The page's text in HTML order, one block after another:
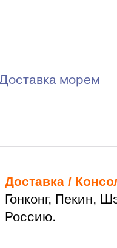
морем
Доставка /
Гонконг, Пекин,
Россию.